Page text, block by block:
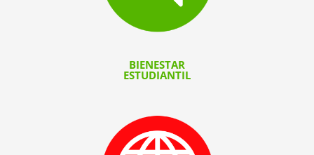
BIENESTAR
ESTUDIANTIL